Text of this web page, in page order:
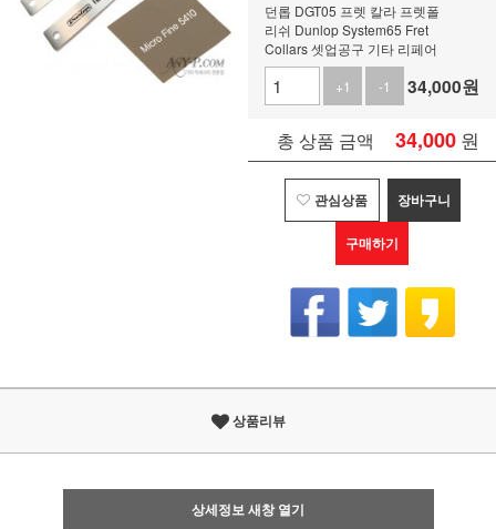
던롭 DGT05 프렛 칼라 프렛폴
리쉬 Dunlop System65 Fret
Collars 셋업공구 기타 리페어
+1
-1 34,000원
총 상품 금액 34,000 원
관심상품 장바구니
구매하기
상품리뷰
상세정보 새창 열기